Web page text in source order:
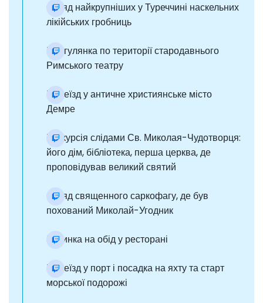
Огляд найкрупніших у Туреччині наскельних
лікійських гробниць
Прогулянка по території стародавнього
Римського театру
Переїзд у античне християнське місто
Демре
Екскурсія слідами Св. Миколая-Чудотворця:
його дім, бібліотека, перша церква, де
проповідував великий святий
Огляд священного саркофагу, де був
похований Миколай-Угодник
Зупинка на обід у ресторані
Переїзд у порт і посадка на яхту та старт
морської подорожі